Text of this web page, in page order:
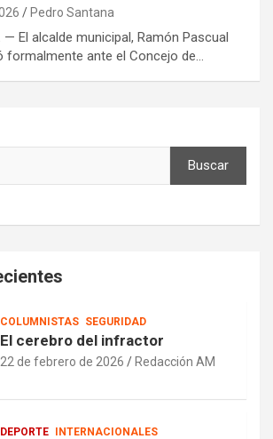
Pedro Santana
— El alcalde municipal, Ramón Pascual
formalmente ante el Concejo de…
Buscar
COLUMNISTAS SEGURIDAD
El cerebro del infractor
22 de febrero de 2026 Redacción AM
DEPORTE INTERNACIONALES